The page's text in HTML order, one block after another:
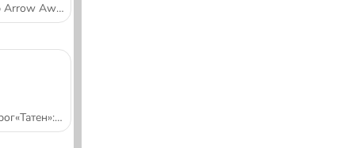
Tap Arrow Away
Пирог«Татен»: Кухня Сары